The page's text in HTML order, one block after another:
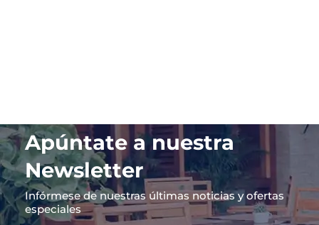
Apúntate a nuestra
Newsletter
Infórmese de nuestras últimas noticias y ofertas
especiales